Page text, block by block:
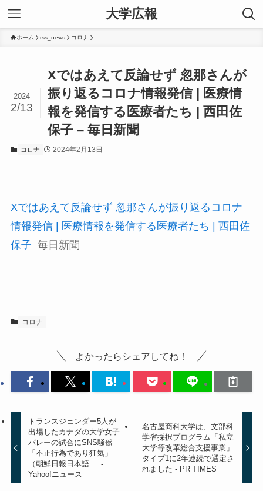
大学広報
ホーム rss_news コロナ
Xではあえて反論せず 忽那さんが
振り返るコロナ情報発信 | 医療情
報を発信する医療者たち | 西田佐
保子 – 毎日新聞
2024
2/13
コロナ 2024年2月13日
Xではあえて反論せず 忽那さんが振り返るコロナ
情報発信 | 医療情報を発信する医療者たち | 西田佐
保子 毎日新聞
コロナ
よかったらシェアしてね！
トランスジェンダー5人が
出場したカナダの大学女子
バレーの試合にSNS騒然
「不正行為であり狂気」
（朝鮮日報日本語 ... -
Yahoo!ニュース
名古屋商科大学は、文部科
学省採択プログラム「私立
大学等改革総合支援事業」
タイプ1に2年連続で選定さ
れました - PR TIMES